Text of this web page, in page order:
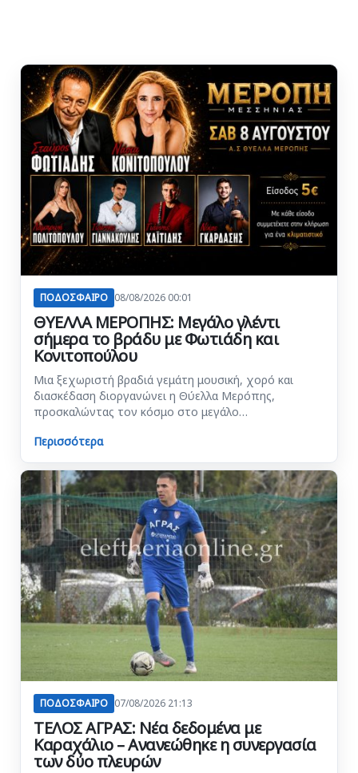
ΠΟΔΟΣΦΑΙΡΟ 08/08/2026 00:01
ΘΥΕΛΛΑ ΜΕΡΟΠΗΣ: Μεγάλο γλέντι
σήμερα το βράδυ με Φωτιάδη και
Κονιτοπούλου
Μια ξεχωριστή βραδιά γεμάτη μουσική, χορό και
διασκέδαση διοργανώνει η Θύελλα Μερόπης,
προσκαλώντας τον κόσμο στο μεγάλο…
Περισσότερα
ΠΟΔΟΣΦΑΙΡΟ 07/08/2026 21:13
ΤΕΛΟΣ ΑΓΡΑΣ: Νέα δεδομένα με
Καραχάλιο – Ανανεώθηκε η συνεργασία
των δύο πλευρών